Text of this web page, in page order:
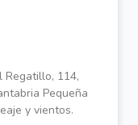
Regatillo, 114,
Pequeña
y vientos.